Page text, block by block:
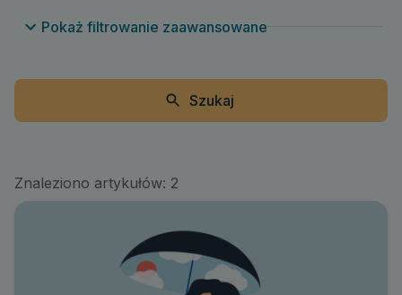
Pokaż filtrowanie zaawansowane
Szukaj
Znaleziono artykułów: 2